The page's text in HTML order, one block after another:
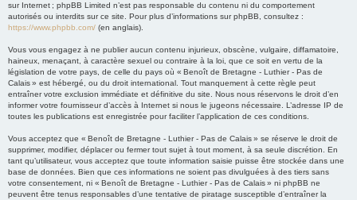
sur Internet ; phpBB Limited n’est pas responsable du contenu ni du comportement
autorisés ou interdits sur ce site. Pour plus d’informations sur phpBB, consultez :
https://www.phpbb.com/ (en anglais).
Vous vous engagez à ne publier aucun contenu injurieux, obscène, vulgaire, diffamatoire,
haineux, menaçant, à caractère sexuel ou contraire à la loi, que ce soit en vertu de la
législation de votre pays, de celle du pays où « Benoît de Bretagne - Luthier - Pas de
Calais » est hébergé, ou du droit international. Tout manquement à cette règle peut
entraîner votre exclusion immédiate et définitive du site. Nous nous réservons le droit d’en
informer votre fournisseur d’accès à Internet si nous le jugeons nécessaire. L’adresse IP de
toutes les publications est enregistrée pour faciliter l’application de ces conditions.
Vous acceptez que « Benoît de Bretagne - Luthier - Pas de Calais » se réserve le droit de
supprimer, modifier, déplacer ou fermer tout sujet à tout moment, à sa seule discrétion. En
tant qu’utilisateur, vous acceptez que toute information saisie puisse être stockée dans une
base de données. Bien que ces informations ne soient pas divulguées à des tiers sans
votre consentement, ni « Benoît de Bretagne - Luthier - Pas de Calais » ni phpBB ne
peuvent être tenus responsables d’une tentative de piratage susceptible d’entraîner la